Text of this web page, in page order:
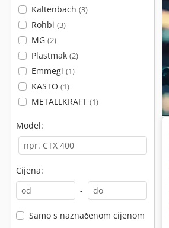
Kaltenbach (3)
Rohbi (3)
MG (2)
Plastmak (2)
Emmegi (1)
KASTO (1)
METALLKRAFT (1)
Model:
Cijena:
-
Samo s naznačenom cijenom